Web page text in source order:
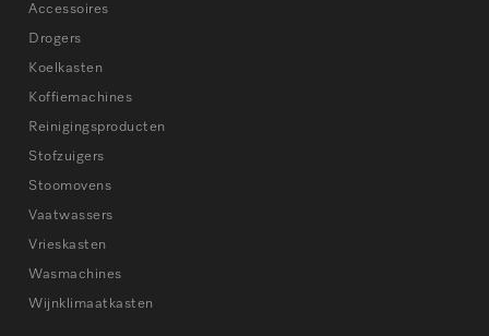
Accessoires
Drogers
Koelkasten
Koffiemachines
Reinigingsproducten
Stofzuigers
Stoomovens
Vaatwassers
Vrieskasten
Wasmachines
Wijnklimaatkasten